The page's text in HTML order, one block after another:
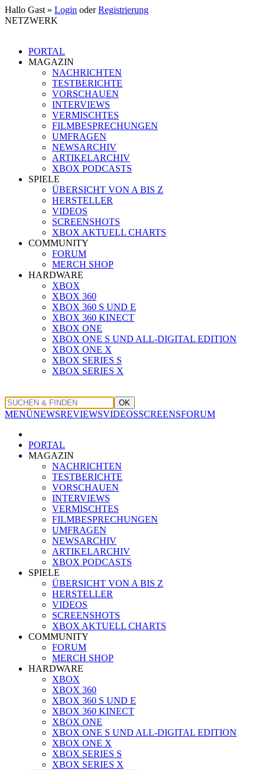
Hallo Gast » Login oderRegistrierung
NETZWERK
PORTAL
MAGAZIN
NACHRICHTEN
TESTBERICHTE
VORSCHAUEN
INTERVIEWS
VERMISCHTES
FILMBESPRECHUNGEN
UMFRAGEN
NEWSARCHIV
ARTIKELARCHIV
XBOX PODCASTS
SPIELE
ÜBERSICHT VON A BIS Z
HERSTELLER
VIDEOS
SCREENSHOTS
XBOX AKTUELL CHARTS
COMMUNITY
FORUM
MERCH SHOP
HARDWARE
XBOX
XBOX 360
XBOX 360 S UND E
XBOX 360 KINECT
XBOX ONE
XBOX ONE S UND ALL-DIGITAL EDITION
XBOX ONE X
XBOX SERIES S
XBOX SERIES X
OK
MENÜNEWSREVIEWSVIDEOSSCREENSFORUM
PORTAL
MAGAZIN
NACHRICHTEN
TESTBERICHTE
VORSCHAUEN
INTERVIEWS
VERMISCHTES
FILMBESPRECHUNGEN
UMFRAGEN
NEWSARCHIV
ARTIKELARCHIV
XBOX PODCASTS
SPIELE
ÜBERSICHT VON A BIS Z
HERSTELLER
VIDEOS
SCREENSHOTS
XBOX AKTUELL CHARTS
COMMUNITY
FORUM
MERCH SHOP
HARDWARE
XBOX
XBOX 360
XBOX 360 S UND E
XBOX 360 KINECT
XBOX ONE
XBOX ONE S UND ALL-DIGITAL EDITION
XBOX ONE X
XBOX SERIES S
XBOX SERIES X